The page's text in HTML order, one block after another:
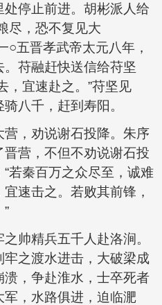
停止前进。胡彬派人给
尽，恐不复见大
○五晋孝武帝太元八年，
苻融赶快送信给苻坚
，宜速赴之。”苻坚见
八千，赶到寿阳。
，劝说谢石投降。朱序
营，不但不劝说谢石投
若秦百万之众尽至，诚难
速击之。若败其前锋，
精兵五千人赴洛涧。
之渡水进击，大破梁成
，争赴淮水，士卒死者
，水路俱进，迫临淝